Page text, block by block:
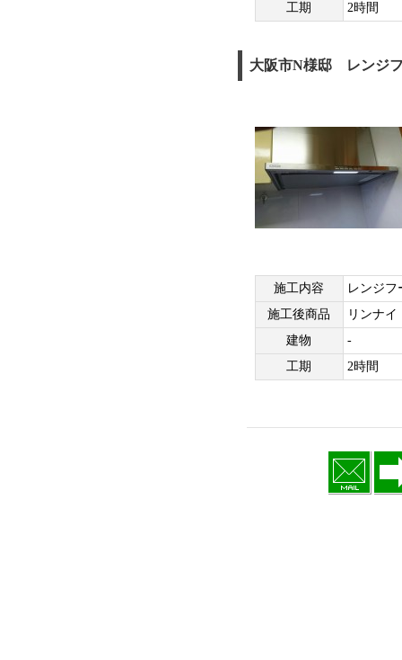
工期
2時間
大阪市N様邸 レンジ
施工内容
レンジフ
施工後商品
リンナイ
建物
-
工期
2時間